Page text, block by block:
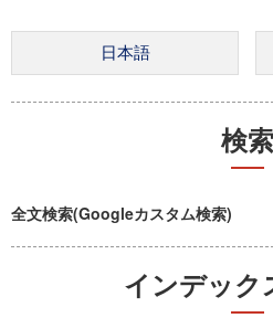
検索
全文検索(Googleカスタム検索)
インデック